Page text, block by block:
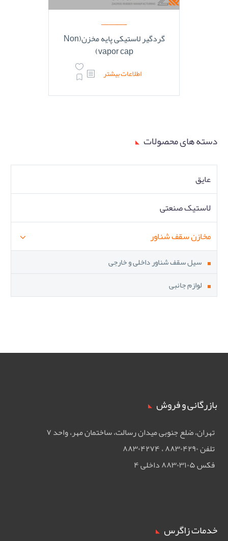
گردگیر لاستیکی پایه مخزن(Non
vapor cap)
اطلاعات بیشتر
دسته های محصولات
عایق
لاستیک صنعتی
مخازن سقف شناور
سیل سقف شناور داخلی و خارجی
لوازم جانبی
بازرگانی و فروش
تهران، ضلع جنوبی ميدان رسالت، ساختمان مهر، واحد ۷
تلفن ۸۸۳۰۴۲۹۰ ، ۸۸۳۰۴۲۷۴
فکس ۸۸۳۰۳۱۰۵ داخلی ۴
خدمات زاگرس